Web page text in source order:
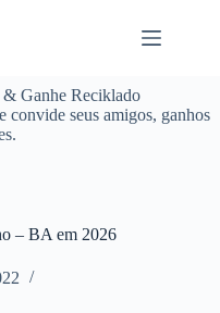
Ganhe Reciklado
convide seus amigos, ganhos
– BA em 2026